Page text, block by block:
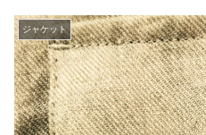
ジャケット